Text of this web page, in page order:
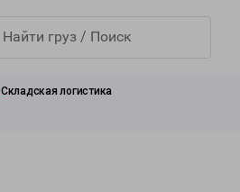
Складская логистика